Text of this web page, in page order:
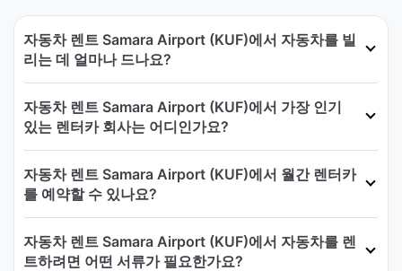
자동차 렌트 Samara Airport (KUF)에서 자동차를 빌
리는 데 얼마나 드나요?
자동차 렌트 Samara Airport (KUF)에서 가장 인기
있는 렌터카 회사는 어디인가요?
자동차 렌트 Samara Airport (KUF)에서 월간 렌터카
를 예약할 수 있나요?
자동차 렌트 Samara Airport (KUF)에서 자동차를 렌
트하려면 어떤 서류가 필요한가요?